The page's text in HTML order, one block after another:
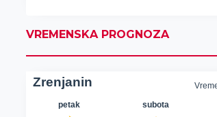
VREMENSKA PROGNOZA